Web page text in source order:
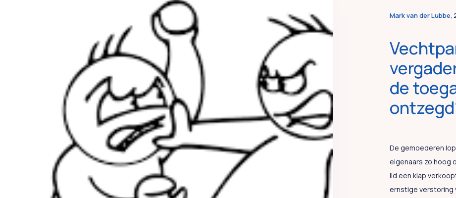
Mark van der Lubbe,
de
De gemoederen
eigenaars zo hoog
lid een klap
ernstige verstoring